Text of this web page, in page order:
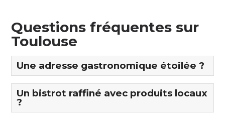
Questions fréquentes sur
Toulouse
Une adresse gastronomique étoilée ?
Un bistrot raffiné avec produits locaux
?